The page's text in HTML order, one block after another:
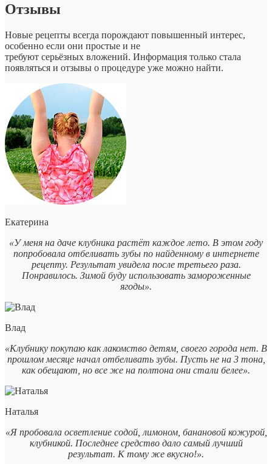
Отзывы
Новые рецепты всегда порождают повышенный интерес,
особенно если они простые и не
требуют серьёзных вложений. Информация только стала
появляться и отзывы о процедуре уже можно найти.
Екатерина
«У меня на даче клубника растёт каждое лето. В этом году
попробовала отбеливать зубы по найденному в интернете
рецепту. Результат увидела после третьего раза.
Понравилось. Зимой буду использовать замороженные
ягоды».
Влад
«Клубнику покупаю как лакомство детям, своего города нет. В
прошлом месяце начал отбеливать зубы. Пусть не на 3 тона,
как обещают, но все же на полтона они стали белее».
Наталья
«Я пробовала осветление содой, лимоном, банановой кожурой,
клубникой. Последнее средство дало самый лучший
результат. К тому же вкусно!».